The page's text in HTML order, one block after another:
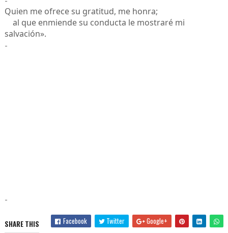
Quien me ofrece su gratitud, me honra;
al que enmiende su conducta le mostraré mi
salvación».
-
-
SHARE THIS Facebook Twitter Google+